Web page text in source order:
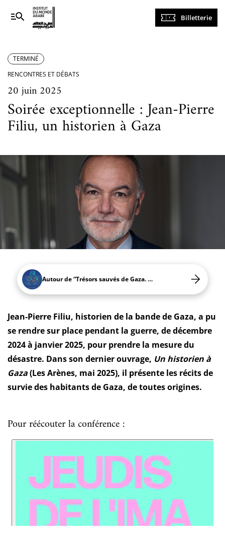
Navigation
principale
Billetterie
TERMINÉ
RENCONTRES ET DÉBATS
20 juin 2025
Soirée exceptionnelle : Jean-Pierre
Filiu, un historien à Gaza
Autour de “Trésors sauvés de Gaza. 5000 ans d'histoire”
Jean-Pierre Filiu, historien de la bande de Gaza, a pu
se rendre sur place pendant la guerre, de décembre
2024 à janvier 2025, pour prendre la mesure du
désastre. Dans son dernier ouvrage, Un historien à
Gaza(Les Arènes, mai 2025), il présente les récits de
survie des habitants de Gaza, de toutes origines.
Pour réécouter la conférence :